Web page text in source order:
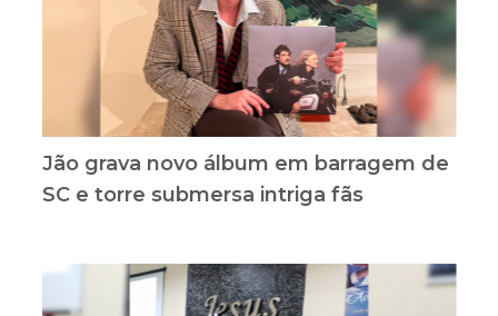
Jão grava novo álbum em barragem de
SC e torre submersa intriga fãs